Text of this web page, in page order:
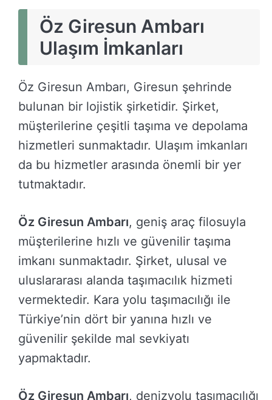
Öz Giresun Ambarı
Ulaşım İmkanları
Öz Giresun Ambarı, Giresun şehrinde
bulunan bir lojistik şirketidir. Şirket,
müşterilerine çeşitli taşıma ve depolama
hizmetleri sunmaktadır. Ulaşım imkanları
da bu hizmetler arasında önemli bir yer
tutmaktadır.
Öz Giresun Ambarı, geniş araç filosuyla
müşterilerine hızlı ve güvenilir taşıma
imkanı sunmaktadır. Şirket, ulusal ve
uluslararası alanda taşımacılık hizmeti
vermektedir. Kara yolu taşımacılığı ile
Türkiye’nin dört bir yanına hızlı ve
güvenilir şekilde mal sevkiyatı
yapmaktadır.
Öz Giresun Ambarı, denizyolu taşımacılığı